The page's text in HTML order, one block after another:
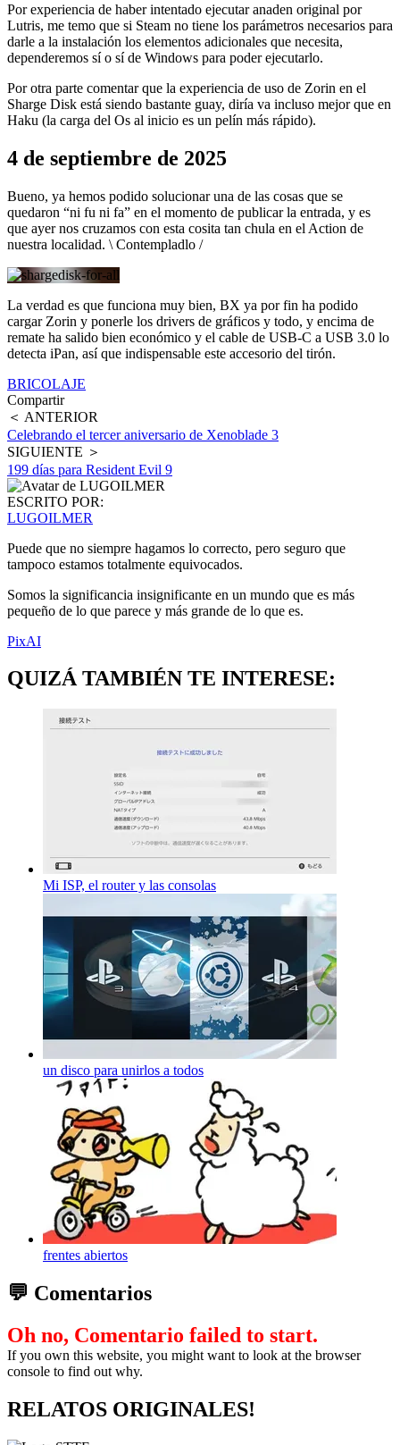
Por experiencia de haber intentado ejecutar anaden original por
Lutris, me temo que si Steam no tiene los parámetros necesarios para
darle a la instalación los elementos adicionales que necesita,
dependeremos sí o sí de Windows para poder ejecutarlo.
Por otra parte comentar que la experiencia de uso de Zorin en el
Sharge Disk está siendo bastante guay, diría va incluso mejor que en
Haku (la carga del Os al inicio es un pelín más rápido).
4 de septiembre de 2025
Bueno, ya hemos podido solucionar una de las cosas que se
quedaron “ni fu ni fa” en el momento de publicar la entrada, y es
que ayer nos cruzamos con esta cosita tan chula en el Action de
nuestra localidad. \ Contempladlo /
La verdad es que funciona muy bien, BX ya por fin ha podido
cargar Zorin y ponerle los drivers de gráficos y todo, y encima de
remate ha salido bien económico y el cable de USB-C a USB 3.0 lo
detecta iPan, así que indispensable este accesorio del tirón.
BRICOLAJE
Compartir
＜ ANTERIOR
Celebrando el tercer aniversario de Xenoblade 3
SIGUIENTE ＞
199 días para Resident Evil 9
ESCRITO POR:
LUGOILMER
Puede que no siempre hagamos lo correcto, pero seguro que
tampoco estamos totalmente equivocados.
Somos la significancia insignificante en un mundo que es más
pequeño de lo que parece y más grande de lo que es.
PixAI
QUIZÁ TAMBIÉN TE INTERESE:
Mi ISP, el router y las consolas
un disco para unirlos a todos
frentes abiertos
💬 Comentarios
Oh no, Comentario failed to start.
If you own this website, you might want to look at the browser
console to find out why.
RELATOS ORIGINALES!